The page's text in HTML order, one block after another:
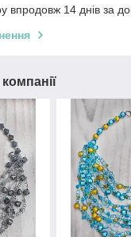
впродовж 14 днів за